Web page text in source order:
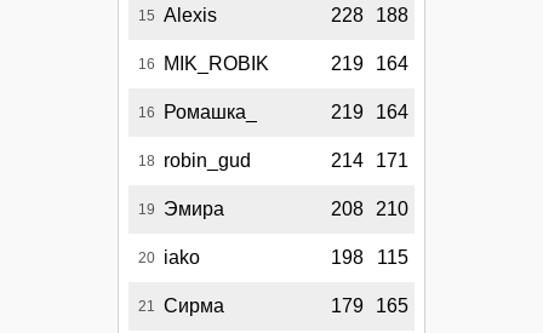
15 Alexis 228 188
16 MIK_ROBIK 219 164
16 Ромашка_ 219 164
18 robin_gud 214 171
19 Эмира 208 210
20 iako 198 115
21 Сирма 179 165